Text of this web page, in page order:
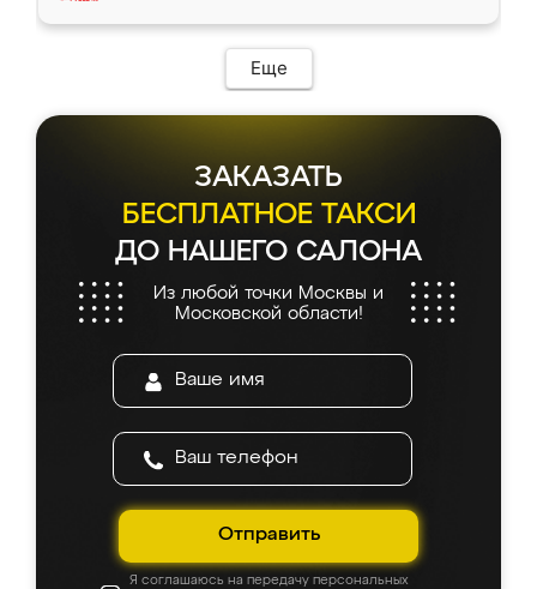
Еще
ЗАКАЗАТЬ
БЕСПЛАТНОЕ ТАКСИ
ДО НАШЕГО САЛОНА
Из любой точки Москвы и
Московской области!
Отправить
Я соглашаюсь на передачу персональных